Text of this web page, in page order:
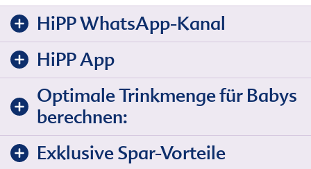
HiPP WhatsApp-Kanal
HiPP App
Optimale Trinkmenge für Babys
berechnen:
Exklusive Spar-Vorteile